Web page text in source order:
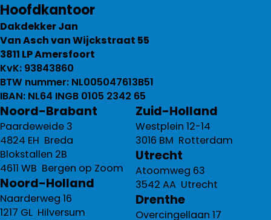
Hoofdkantoor
Dakdekker Jan
Van Asch van Wijckstraat 55
3811 LP Amersfoort
KvK: 93843860
BTW nummer: NL005047613B51
IBAN: NL64 INGB 0105 2342 65
Noord-Brabant
Paardeweide 3
4824 EH Breda
Blokstallen 2B
4611 WB Bergen op Zoom
Noord-Holland
Naarderweg 16
1217 GL Hilversum
Zuid-Holland
Westplein 12-14
3016 BM Rotterdam
Utrecht
Atoomweg 63
3542 AA Utrecht
Drenthe
Overcingellaan 17